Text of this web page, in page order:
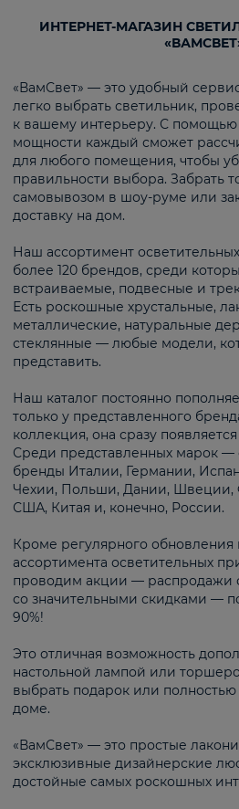
ИНТЕРНЕТ-МАГАЗИН
«ВамСвет» — это удобный
легко выбрать светильник,
к вашему интерьеру. С помощью
мощности каждый сможет
для любого помещения, чтобы
правильности выбора. Забрать
самовывозом в шоу-руме или
доставку на дом.
Наш ассортимент
более 120 брендов, среди
встраиваемые, подвесные и
Есть роскошные хрустальные,
металлические, натуральные
стеклянные — любые модели,
представить.
Наш каталог постоянно
только у представленного
коллекция, она сразу
Среди представленных марок
бренды Италии, Германии,
Чехии, Польши, Дании, Швеции,
США, Китая и, конечно, России.
Кроме регулярного обновления
ассортимента осветительных
проводим акции — распродажи
со значительными скидками —
90%!
Это отличная возможность
настольной лампой или
выбрать подарок или
доме.
«ВамСвет» — это простые
эксклюзивные дизайнерские
достойные самых роскошных